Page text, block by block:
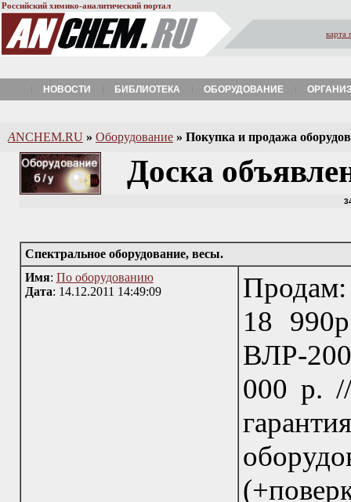
Российский химико-аналитический портал
карта
НОВОСТИ БИБЛИОТЕКА ОБОРУДОВАНИЕ
ANCHEM.RU » Оборудование » Покупка и продажа
Доска
Спектральное оборудование, весы.
Имя: По оборудованию
Дата: 14.12.2011 14:49:09
18
ВЛР-
000 р.